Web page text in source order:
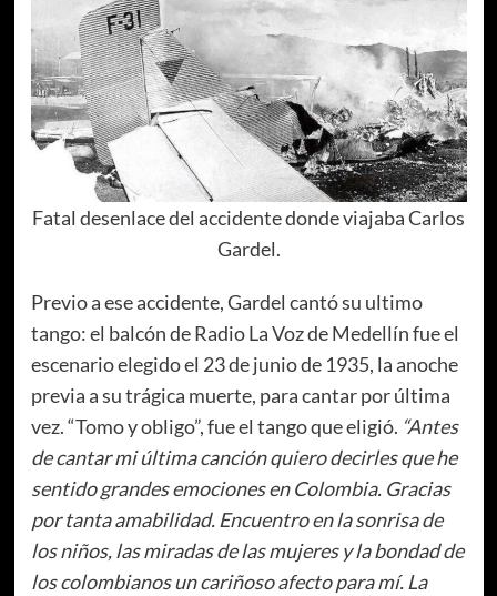
Fatal desenlace del accidente donde viajaba Carlos
Gardel.
Previo a ese accidente, Gardel cantó su ultimo
tango: el balcón de Radio La Voz de Medellín fue el
escenario elegido el 23 de junio de 1935, la anoche
previa a su trágica muerte, para cantar por última
vez. “Tomo y obligo”, fue el tango que eligió. “Antes
de cantar mi última canción quiero decirles que he
sentido grandes emociones en Colombia. Gracias
por tanta amabilidad. Encuentro en la sonrisa de
los niños, las miradas de las mujeres y la bondad de
los colombianos un cariñoso afecto para mí. La